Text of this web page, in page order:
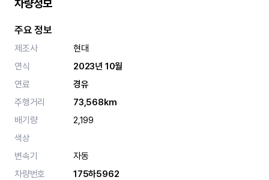
차량정보
주요 정보
제조사
현대
연식
2023년 10월
연료
경유
주행거리
73,568km
배기량
2,199
색상
변속기
자동
차량번호
175하5962